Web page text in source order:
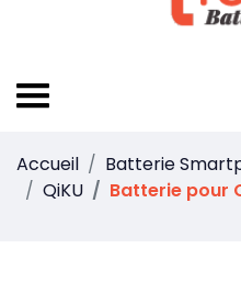
Accueil
Batterie
QiKU
Batterie pour